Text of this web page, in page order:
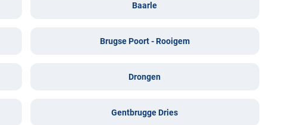
Baarle
Brugse Poort - Rooigem
Drongen
Gentbrugge Dries